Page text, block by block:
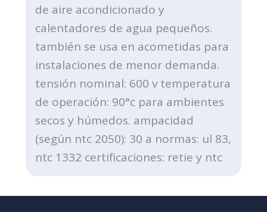
de aire acondicionado y
calentadores de agua pequeños.
también se usa en acometidas para
instalaciones de menor demanda.
tensión nominal: 600 v temperatura
de operación: 90°c para ambientes
secos y húmedos. ampacidad
(según ntc 2050): 30 a normas: ul 83,
ntc 1332 certificaciones: retie y ntc